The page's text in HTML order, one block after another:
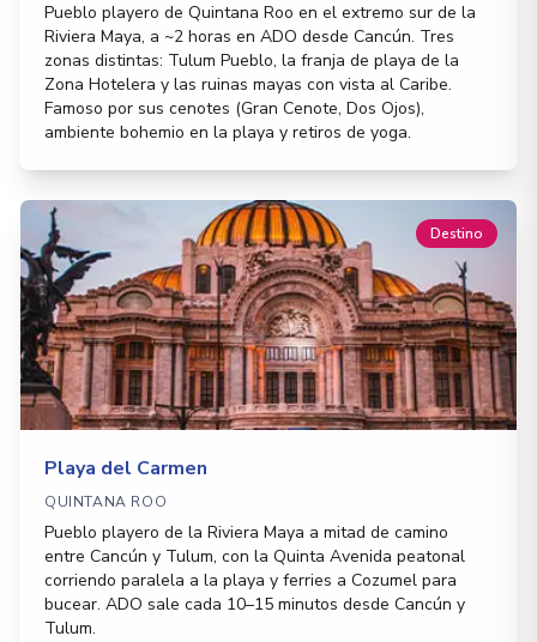
Pueblo playero de Quintana Roo en el extremo sur de la
Riviera Maya, a ~2 horas en ADO desde Cancún. Tres
zonas distintas: Tulum Pueblo, la franja de playa de la
Zona Hotelera y las ruinas mayas con vista al Caribe.
Famoso por sus cenotes (Gran Cenote, Dos Ojos),
ambiente bohemio en la playa y retiros de yoga.
Destino
Playa del Carmen
QUINTANA ROO
Pueblo playero de la Riviera Maya a mitad de camino
entre Cancún y Tulum, con la Quinta Avenida peatonal
corriendo paralela a la playa y ferries a Cozumel para
bucear. ADO sale cada 10–15 minutos desde Cancún y
Tulum.